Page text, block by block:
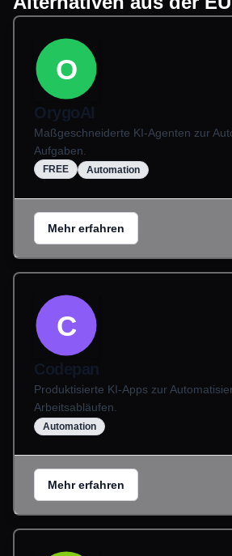
O
OrygoAI
Maßgeschneiderte KI-Agenten zur
Aufgaben.
FREE Automation
Mehr erfahren
C
Codepan
Produktisierte KI-Apps zur
Arbeitsabläufen.
Automation
Mehr erfahren